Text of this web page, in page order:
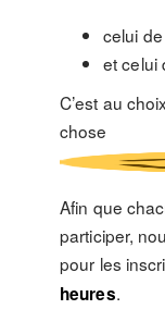
celui de
et celui
C’est au
chose
Afin que
participer,
pour les
heures.